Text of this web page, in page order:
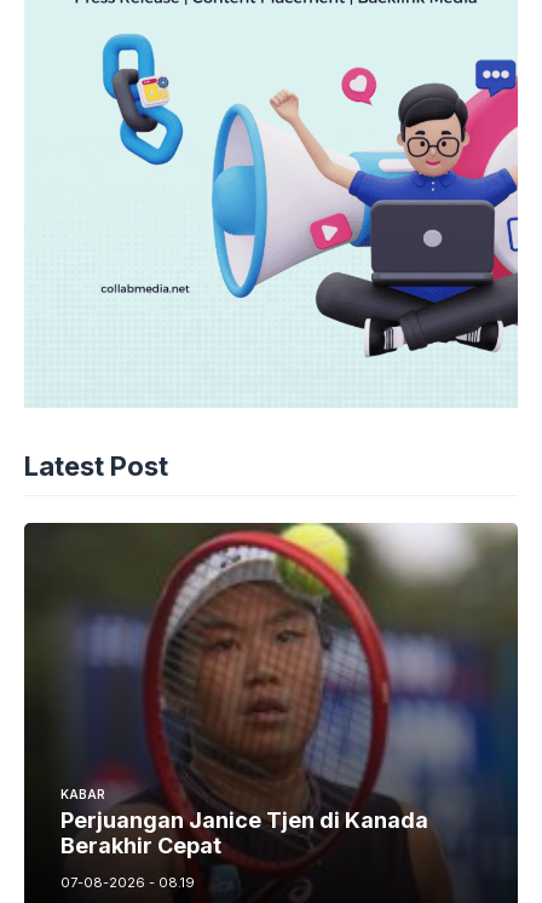
Latest Post
KABAR
Perjuangan Janice Tjen di Kanada
Berakhir Cepat
07-08-2026 - 08.19